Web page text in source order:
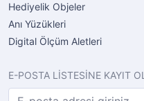
Hediyelik Objeler
Anı Yüzükleri
Digital Ölçüm Aletleri
E-POSTA LİSTESİNE KAYIT OL